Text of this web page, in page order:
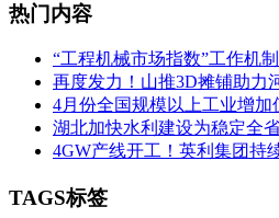
热门内容
“工程机械市场指数”工作机
再度发力！山推3D摊铺助力
4月份全国规模以上工业增加
湖北加快水利建设为稳定全
4GW产线开工！英利集团持
TAGS标签